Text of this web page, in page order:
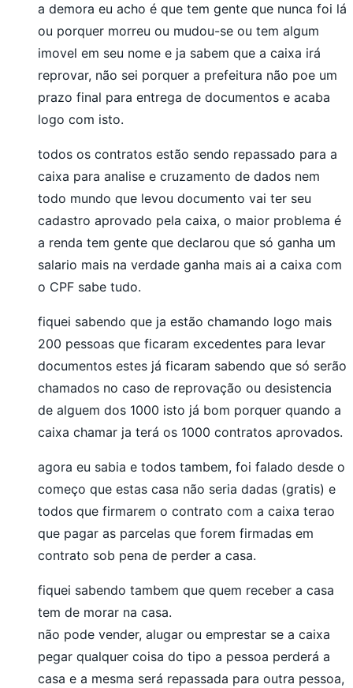
a demora eu acho é que tem gente que nunca foi lá
ou porquer morreu ou mudou-se ou tem algum
imovel em seu nome e ja sabem que a caixa irá
reprovar, não sei porquer a prefeitura não poe um
prazo final para entrega de documentos e acaba
logo com isto.
todos os contratos estão sendo repassado para a
caixa para analise e cruzamento de dados nem
todo mundo que levou documento vai ter seu
cadastro aprovado pela caixa, o maior problema é
a renda tem gente que declarou que só ganha um
salario mais na verdade ganha mais ai a caixa com
o CPF sabe tudo.
fiquei sabendo que ja estão chamando logo mais
200 pessoas que ficaram excedentes para levar
documentos estes já ficaram sabendo que só serão
chamados no caso de reprovação ou desistencia
de alguem dos 1000 isto já bom porquer quando a
caixa chamar ja terá os 1000 contratos aprovados.
agora eu sabia e todos tambem, foi falado desde o
começo que estas casa não seria dadas (gratis) e
todos que firmarem o contrato com a caixa terao
que pagar as parcelas que forem firmadas em
contrato sob pena de perder a casa.
fiquei sabendo tambem que quem receber a casa
tem de morar na casa.
não pode vender, alugar ou emprestar se a caixa
pegar qualquer coisa do tipo a pessoa perderá a
casa e a mesma será repassada para outra pessoa,